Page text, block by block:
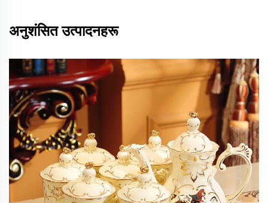
अनुशंसित उत्पादनहरू